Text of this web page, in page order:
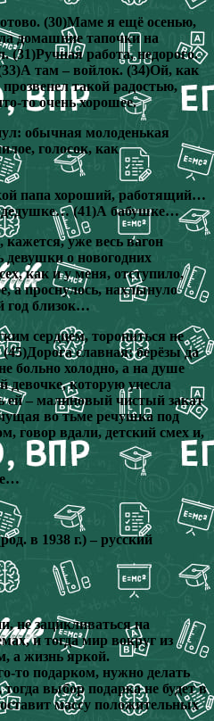
(30)Маме я ещё осенью,
домашние тапочки на
(31)Ручная работа, недорого.
там – войлок. (34)Ой, как
такой радостью,
то очень хорошее.
обычная молоденькая
голосок, как
папа хороший, работящий…
(41)А бабушке…
кажется, уже весь вагон
девушки о новогодних
как и у меня, отступило,
а проснулось, нахлынуло
год близок…
сердцем, торопиться не
славная: берёзы да
больно холодно, а на душе
девочке, которую унесла
ей – малиновый чистый закат
во тьме речушка под
говор вдали, детский смех и,
в 1938 г.) – русский
не зацикливаться на
и тогда мир вокруг из
а жизнь яркой.
то подарком, нужно делать
выбор подарка не будет в
массу положительных